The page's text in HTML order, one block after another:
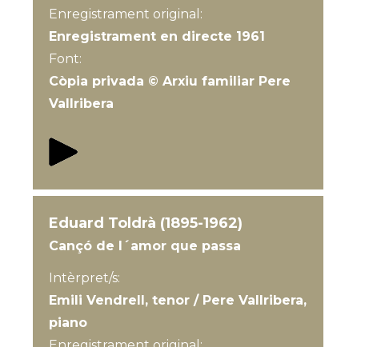
Enregistrament original:
Enregistrament en directe 1961
Font:
Còpia privada © Arxiu familiar Pere
Vallribera
Eduard Toldrà (1895-1962)
Cançó de l´amor que passa
Intèrpret/s:
Emili Vendrell, tenor / Pere Vallribera,
piano